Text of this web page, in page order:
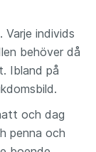
individs
behöver då
Ibland på
och dag
penna och